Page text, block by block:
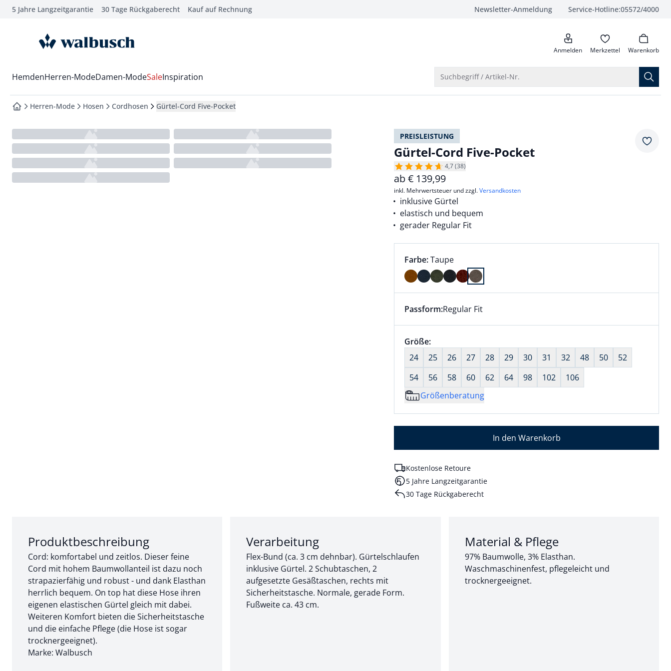
springen
springen
springen
5 Jahre Langzeitgarantie 30 Tage Rückgaberecht Kauf auf Rechnung Newsletter-Anmeldung Service-Hotline:05572/4000
anrufen
zur Startseite Anmelden Merkzettel Warenkorb
Wechsel in das Menü mit Pfeil-Runter Taste
HemdenHerren-ModeDamen-ModeSaleInspiration Suchbegriff / Artikel-Nr.
zur Startseite
Herren-Mode Hosen Cordhosen Gürtel-Cord Five-Pocket
PREISLEISTUNG
Gürtel-Cord Five-Pocket
4,7 (38)
ab€ 139,99
inkl. Mehrwertsteuer und zzgl.Versandkosten
inklusive Gürtel
elastisch und bequem
gerader Regular Fit
Farbauswahl:
Farbe:aktuell ausgewählt:
Taupe
Farbe Taupe ausgewählt
Dieser Artikel hat die Passform Regular Fit. für Informationen zu
Passform:Regular Fit
Größenauswahl:
Größe:nichts ausgewählt
24
25 26 27 28 29 30 31 32 48 50
52
54
56 58 60 62 64 98 102
106
Größenberatung
In den Warenkorb
Kostenlose Retoure
5 Jahre Langzeitgarantie
30 Tage Rückgaberecht
Abschnitt 1 von 3:
Produktbeschreibung
Cord: komfortabel und zeitlos. Dieser feine
Cord mit hohem Baumwollanteil ist dazu noch
strapazierfähig und robust - und dank Elasthan
herrlich bequem. On top hat diese Hose ihren
eigenen elastischen Gürtel gleich mit dabei.
Weiteren Komfort bieten die Sicherheitstasche
und die einfache Pflege (die Hose ist sogar
trocknergeeignet).
Marke: Walbusch
Abschnitt 2 von 3:
Verarbeitung
Flex-Bund (ca. 3 cm dehnbar). Gürtelschlaufen
inklusive Gürtel. 2 Schubtaschen, 2
aufgesetzte Gesäßtaschen, rechts mit
Sicherheitstasche. Normale, gerade Form.
Fußweite ca. 43 cm.
Abschnitt 3 von 3:
Material & Pflege
97% Baumwolle, 3% Elasthan.
Waschmaschinenfest, pflegeleicht und
trocknergeeignet.